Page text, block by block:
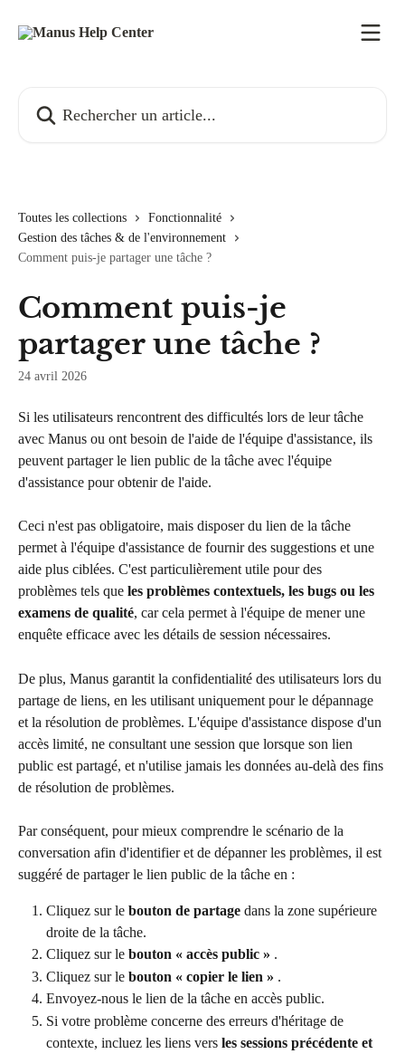
Toutes les collections
Fonctionnalité
Gestion des tâches & de l'environnement
Comment puis-je partager une tâche ?
Comment puis-je
partager une tâche ?
24 avril 2026
Si les utilisateurs rencontrent des difficultés lors de leur tâche
avec Manus ou ont besoin de l'aide de l'équipe d'assistance, ils
peuvent partager le lien public de la tâche avec l'équipe
d'assistance pour obtenir de l'aide.
Ceci n'est pas obligatoire, mais disposer du lien de la tâche
permet à l'équipe d'assistance de fournir des suggestions et une
aide plus ciblées. C'est particulièrement utile pour des
problèmes tels que les problèmes contextuels, les bugs ou les
examens de qualité, car cela permet à l'équipe de mener une
enquête efficace avec les détails de session nécessaires.
De plus, Manus garantit la confidentialité des utilisateurs lors du
partage de liens, en les utilisant uniquement pour le dépannage
et la résolution de problèmes. L'équipe d'assistance dispose d'un
accès limité, ne consultant une session que lorsque son lien
public est partagé, et n'utilise jamais les données au-delà des fins
de résolution de problèmes.
Par conséquent, pour mieux comprendre le scénario de la
conversation afin d'identifier et de dépanner les problèmes, il est
suggéré de partager le lien public de la tâche en :
Cliquez sur le bouton de partage dans la zone supérieure
droite de la tâche.
Cliquez sur le bouton « accès public » .
Cliquez sur le bouton « copier le lien » .
Envoyez-nous le lien de la tâche en accès public.
Si votre problème concerne des erreurs d'héritage de
contexte, incluez les liens vers les sessions précédente et